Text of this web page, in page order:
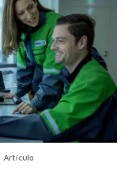
Artículo